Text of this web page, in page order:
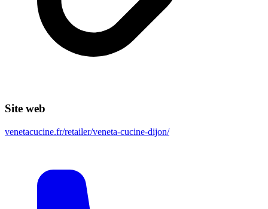
Site web
venetacucine.fr/retailer/veneta-cucine-dijon/